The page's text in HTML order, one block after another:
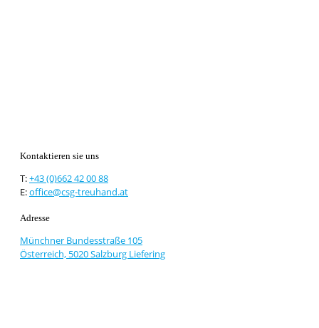
Kontaktieren sie uns
T:+43 (0)662 42 00 88
E:office@csg-treuhand.at
Adresse
Münchner Bundesstraße 105
Österreich, 5020 Salzburg Liefering